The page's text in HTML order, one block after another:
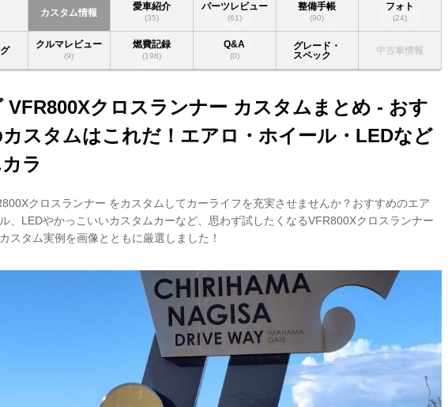
カスタム情報
愛車紹介
(35)
パーツレビュー
(61)
整備手帳
(90)
フォト
(24)
クルマレビュー
(9)
燃費記録
(198)
Q&A
(0)
グレード・
スペック
中古車情報
VFR800Xクロスランナー カスタムまとめ - おす
スタムはこれだ！エアロ・ホイール・LEDなど
カラ
クロスランナー をカスタムしてカーライフを充実させませんか？おすすめのエア
、LEDやかっこいいカスタムカーなど、思わず試したくなるVFR800Xクロスランナー
スタム実例を画像とともに厳選しました！